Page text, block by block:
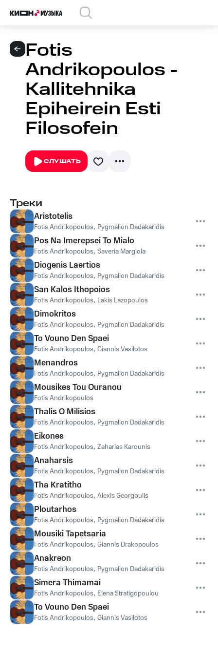
Fotis
Andrikopoulos -
Kallitehnika
Epiheirein Esti
Filosofein
СЛУШАТЬ
Треки
Aristotelis
Fotis Andrikopoulos, Pygmalion Dadakaridis
Pos Na Imerepsei To Mialo
Fotis Andrikopoulos, Saveria Margiola
Diogenis Laertios
Fotis Andrikopoulos, Pygmalion Dadakaridis
San Kalos Ithopoios
Fotis Andrikopoulos, Lakis Lazopoulos
Dimokritos
Fotis Andrikopoulos, Pygmalion Dadakaridis
To Vouno Den Spaei
Fotis Andrikopoulos, Giannis Vasilotos
Menandros
Fotis Andrikopoulos, Pygmalion Dadakaridis
Mousikes Tou Ouranou
Fotis Andrikopoulos
Thalis O Milisios
Fotis Andrikopoulos, Pygmalion Dadakaridis
Eikones
Fotis Andrikopoulos, Zaharias Karounis
Anaharsis
Fotis Andrikopoulos, Pygmalion Dadakaridis
Tha Kratitho
Fotis Andrikopoulos, Alexis Georgoulis
Ploutarhos
Fotis Andrikopoulos, Pygmalion Dadakaridis
Mousiki Tapetsaria
Fotis Andrikopoulos, Giannis Drakopoulos
Anakreon
Fotis Andrikopoulos, Pygmalion Dadakaridis
Simera Thimamai
Fotis Andrikopoulos, Elena Stratigopoulou
To Vouno Den Spaei
Fotis Andrikopoulos, Giannis Vasilotos